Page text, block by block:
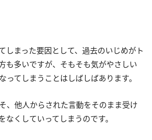
しまった要因として、過去のいじめがト
も多いですが、そもそも気がやさしい
ってしまうことはしばしばあります。
、他人からされた言動をそのまま受け
なくしていってしまうのです。